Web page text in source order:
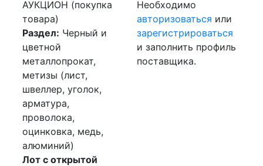
АУКЦИОН (покупка
товара)
Раздел: Черный и
цветной
металлопрокат,
метизы (лист,
швеллер, уголок,
арматура,
проволока,
оцинковка, медь,
алюминий)
Лот с открытой
Необходимо
авторизоваться или
зарегистрироваться
и заполнить профиль
поставщика.